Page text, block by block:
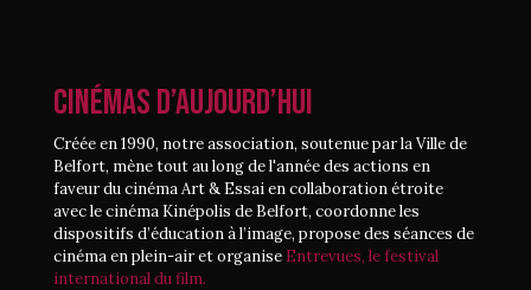
CINÉMAS D’AUJOURD’HUI
Créée en 1990, notre association, soutenue par la Ville de
Belfort, mène tout au long de l'année des actions en
faveur du cinéma Art & Essai en collaboration étroite
avec le cinéma Kinépolis de Belfort, coordonne les
dispositifs d’éducation à l’image, propose des séances de
cinéma en plein-air et organise Entrevues, le festival
international du film.